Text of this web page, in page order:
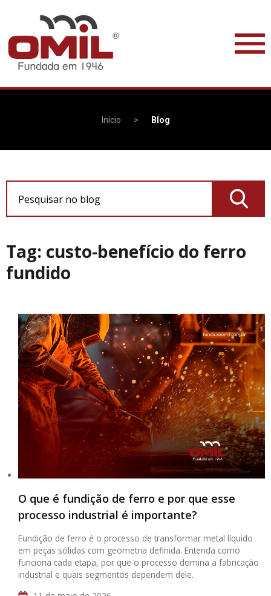
Inicio > Blog
Tag: custo-benefício do ferro
fundido
O que é fundição de ferro e por que esse
processo industrial é importante?
Fundição de ferro é o processo de transformar metal líquido
em peças sólidas com geometria definida. Entenda como
funciona cada etapa, por que o processo domina a fabricação
industrial e quais segmentos dependem dele.
Pesquisar no blog